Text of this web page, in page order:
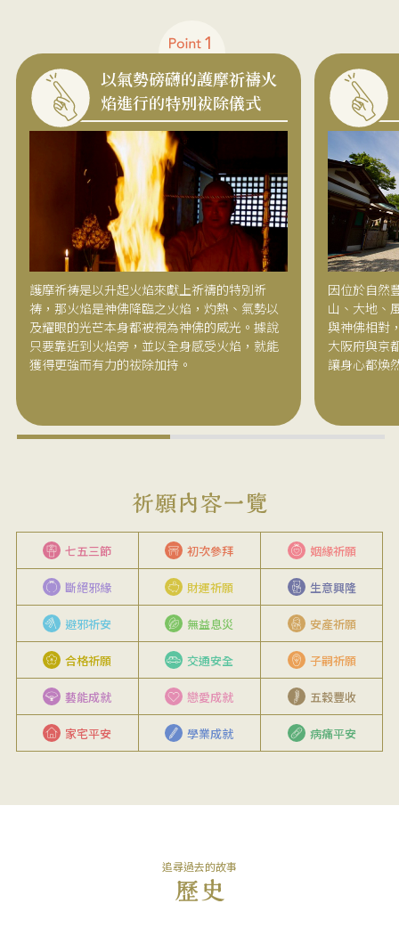
以氣勢磅礴的護摩祈禱火
焰進行的特別祓除儀式
護摩祈祷是以升起火焰來獻上祈禱的特別祈
祷，那火焰是神佛降臨之火焰，灼熱、氣勢以
及耀眼的光芒本身都被視為神佛的威光。據說
只要靠近到火焰旁，並以全身感受火焰，就能
獲得更強而有力的祓除加持。
因位於自然
山、大地、
與神佛相對
大阪府與京
讓身心都煥
七五三節 初次參拜 姻緣祈願
斷絕邪緣 財運祈願 生意興隆
避邪祈安 無益息災 安產祈願
合格祈願 交通安全 子嗣祈願
藝能成就 戀愛成就 五穀豐收
家宅平安 學業成就 病痛平安
追尋過去的故事